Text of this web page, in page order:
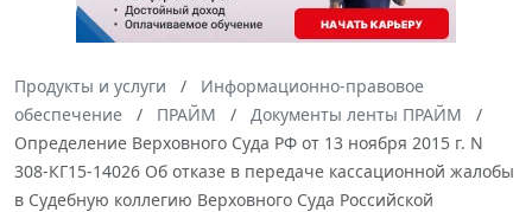
Продукты и услуги
Информационно-правовое
обеспечение
ПРАЙМ
Документы ленты ПРАЙМ
Определение Верховного Суда РФ от 13 ноября 2015 г. N
308-КГ15-14026 Об отказе в передаче кассационной жалобы
в Судебную коллегию Верховного Суда Российской